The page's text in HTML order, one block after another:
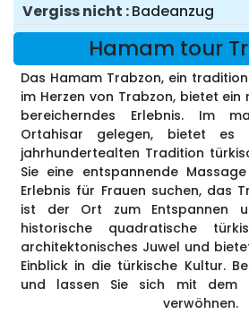
Vergiss nicht Badeanzug
Hamam tour
Das Hamam Trabzon, ein
im Herzen von Trabzon, bietet
bereicherndes Erlebnis. Im
Ortahisar gelegen, bietet es
jahrhundertealten Tradition
Sie eine entspannende
Erlebnis für Frauen suchen, das
ist der Ort zum Entspannen
historische quadratische
architektonisches Juwel und
Einblick in die türkische Kultur.
und lassen Sie sich mit dem
verwöhnen.